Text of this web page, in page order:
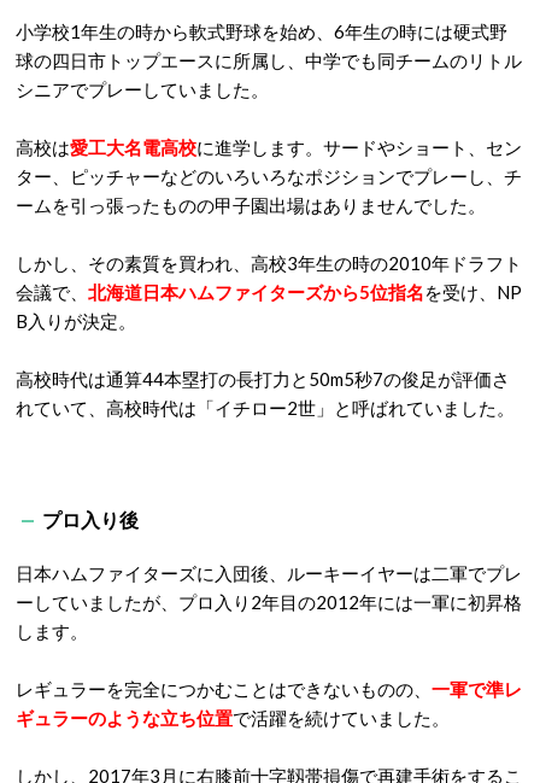
小学校1年生の時から軟式野球を始め、6年生の時には硬式野
球の四日市トップエースに所属し、中学でも同チームのリトル
シニアでプレーしていました。
高校は愛工大名電高校に進学します。サードやショート、セン
ター、ピッチャーなどのいろいろなポジションでプレーし、チ
ームを引っ張ったものの甲子園出場はありませんでした。
しかし、その素質を買われ、高校3年生の時の2010年ドラフト
会議で、 北海道日本ハムファイターズから5位指名を受け、NP
B入りが決定。
高校時代は通算44本塁打の長打力と50m5秒7の俊足が評価さ
れていて、高校時代は「イチロー2世」と呼ばれていました。
プロ入り後
日本ハムファイターズに入団後、ルーキーイヤーは二軍でプレ
ーしていましたが、プロ入り2年目の2012年には一軍に初昇格
します。
レギュラーを完全につかむことはできないものの、 一軍で準レ
ギュラーのような立ち位置で活躍を続けていました。
しかし、2017年3月に右膝前十字靱帯損傷で再建手術をするこ